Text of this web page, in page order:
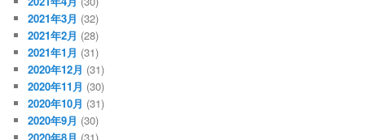
2021年3月 (32)
2021年2月 (28)
2021年1月 (31)
2020年12月 (31)
2020年11月 (30)
2020年10月 (31)
2020年9月 (30)
2020年8月 (31)